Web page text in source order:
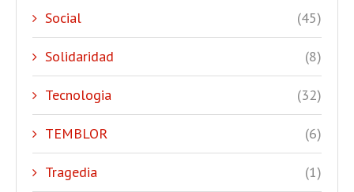
Social (45)
Solidaridad (8)
Tecnologia (32)
TEMBLOR (6)
Tragedia (1)